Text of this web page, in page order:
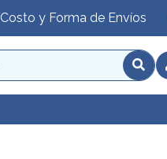
Costo y Forma de Envíos